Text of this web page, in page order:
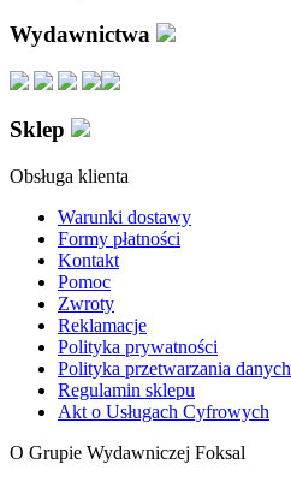
Wydawnictwa
Sklep
Obsługa klienta
Warunki dostawy
Formy płatności
Kontakt
Pomoc
Zwroty
Reklamacje
Polityka prywatności
Polityka przetwarzania danych
Regulamin sklepu
Akt o Usługach Cyfrowych
O Grupie Wydawniczej Foksal